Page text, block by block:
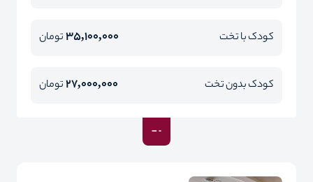
کودک با تخت 35,100,000تومان
کودک بدون تخت 27,000,000تومان